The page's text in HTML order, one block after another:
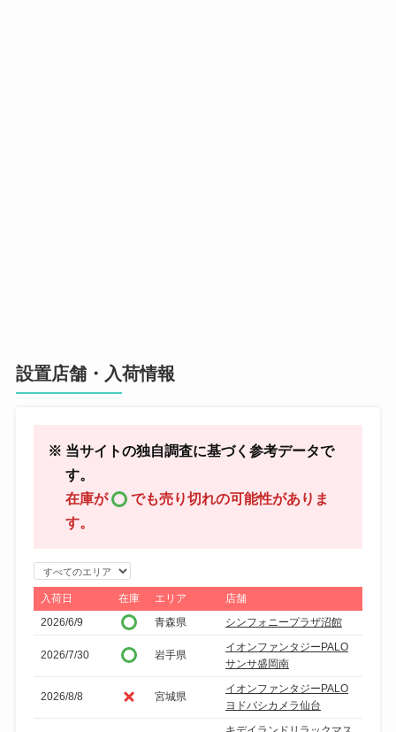
設置店舗・入荷情報
※ 当サイトの独自調査に基づく参考データで
す。
在庫が
でも売り切れの可能性がありま
す。
エ
リ
ア
絞
込
入荷日 在庫 エリア
店舗
2026/6/9
青森県 シンフォニープラザ沼館
2026/7/30 岩手県
イオンファンタジーPALO
サンサ盛岡南
2026/8/8 宮城県
イオンファンタジーPALO
ヨドバシカメラ仙台